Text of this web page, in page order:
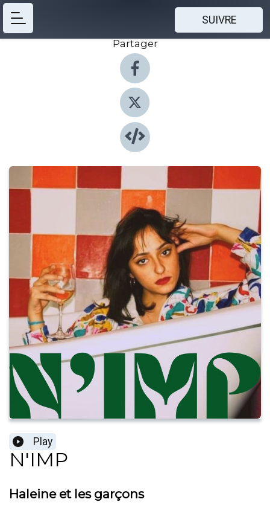
SUIVRE
Partager
Play
N'IMP
Haleine et les garçons